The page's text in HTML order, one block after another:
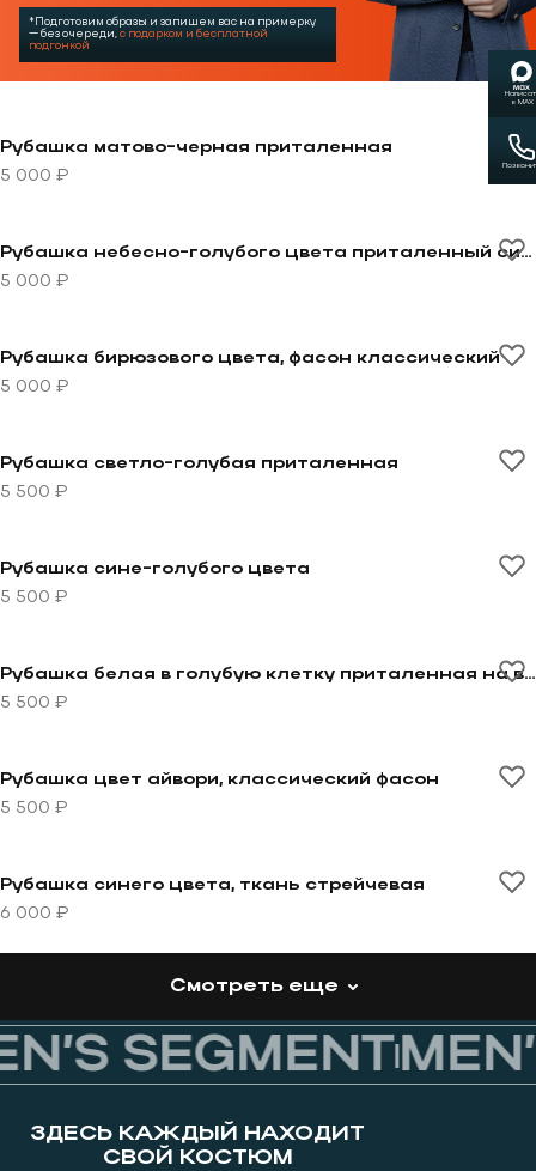
*Подготовим образы и запишем вас на примерку
— без очереди, с подарком и бесплатной
подгонкой
Перейти к товару Рубашка матово-черная
Рубашка матово-черная приталенная
5 000 ₽
Перейти к товару Рубашка небесно-голубого цвета
Рубашка небесно-голубого цвета приталенный силует
5 000 ₽
Перейти к товару Рубашка бирюзового цвета, фасон
Рубашка бирюзового цвета, фасон классический
5 000 ₽
Перейти к товару Рубашка светло-голубая
Рубашка светло-голубая приталенная
5 500 ₽
Рубашка сине-голубого цвета
5 500 ₽
Перейти к товару Рубашка белая в голубую клетку
Рубашка белая в голубую клетку приталенная на высокий рост
5 500 ₽
Перейти к товару Рубашка цвет айвори,
Рубашка цвет айвори, классический фасон
5 500 ₽
Перейти к товару Рубашка синего цвета, ткань
Рубашка синего цвета, ткань стрейчевая
6 000 ₽
Смотреть еще
SEGMENT
ЗДЕСЬ КАЖДЫЙ НАХОДИТ
СВОЙ КОСТЮМ
в MAX